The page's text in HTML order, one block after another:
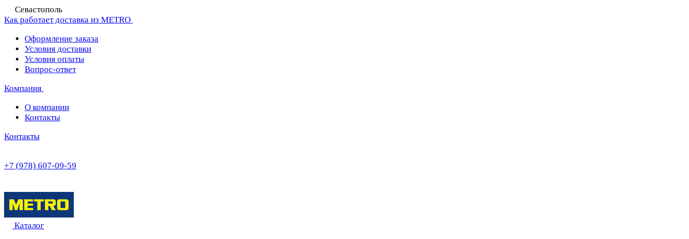
Севастополь
Как работает доставка из METRO
Оформление заказа
Условия доставки
Условия оплаты
Вопрос-ответ
Компания
О компании
Контакты
Контакты
+7 (978) 607-09-59
Каталог